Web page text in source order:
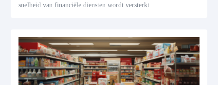
snelheid van financiële diensten wordt versterkt.